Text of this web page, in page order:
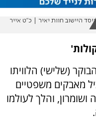
היישוב חוות יאיר | כ"ט אייר
(שלישי) הלוויתו
מאבקים משפטיים
והלך לעולמו